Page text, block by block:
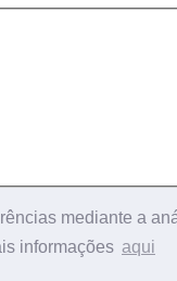
mediante a
informações aqui